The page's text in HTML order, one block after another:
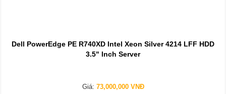
Dell PowerEdge PE R740XD Intel Xeon Silver 4214 LFF HDD
3.5" Inch Server
Giá: 73,000,000 VNĐ